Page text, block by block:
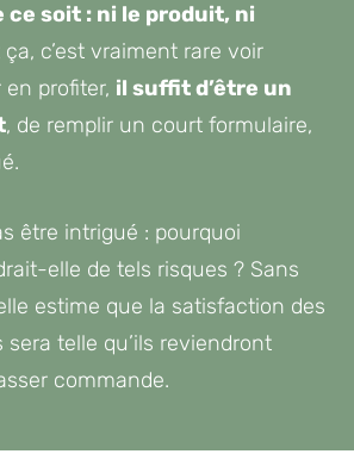
ce soit : ni le produit, ni
ça, c’est vraiment rare voir
profiter, il suffit d’être un
, de remplir un court formulaire,
être intrigué : pourquoi
elle de tels risques ? Sans
estime que la satisfaction des
telle qu’ils reviendront
commande.